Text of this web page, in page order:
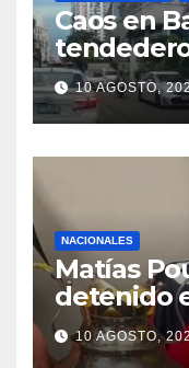
Caos en
desde un
accidente
10 AGOSTO,
NACIONALES
Matías
detenido
máxima
10 AGOSTO,